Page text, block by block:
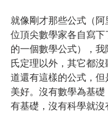
就像剛才那些公式（阿
位頂尖數學家各自寫
的一個數學公式），
氏定理以外，其它都
道還有這樣的公式，
美好。沒有數學為基
有基礎，沒有科學就